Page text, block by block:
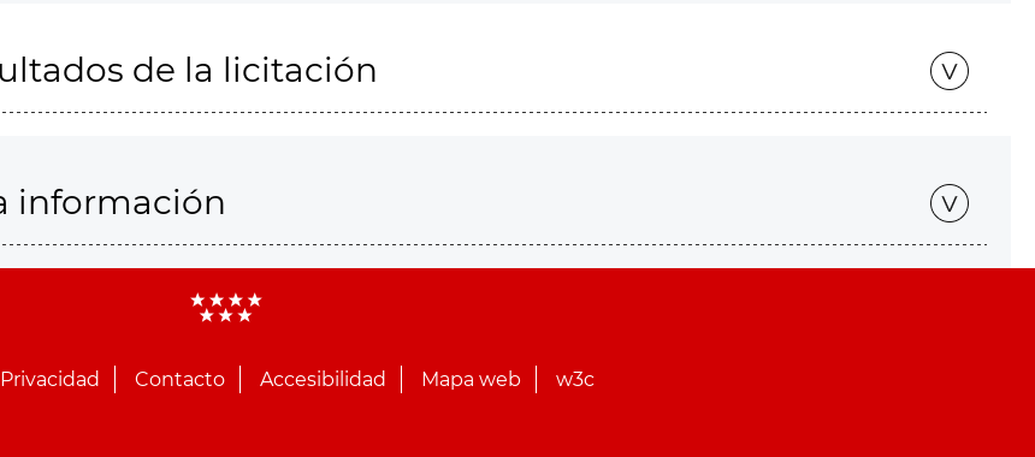
de la licitación
información
Privacidad Contacto Accesibilidad Mapa web w3c